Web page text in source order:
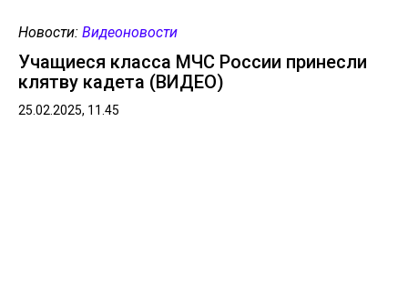
Новости: Видеоновости
Учащиеся класса МЧС России принесли
клятву кадета (ВИДЕО)
25.02.2025, 11.45